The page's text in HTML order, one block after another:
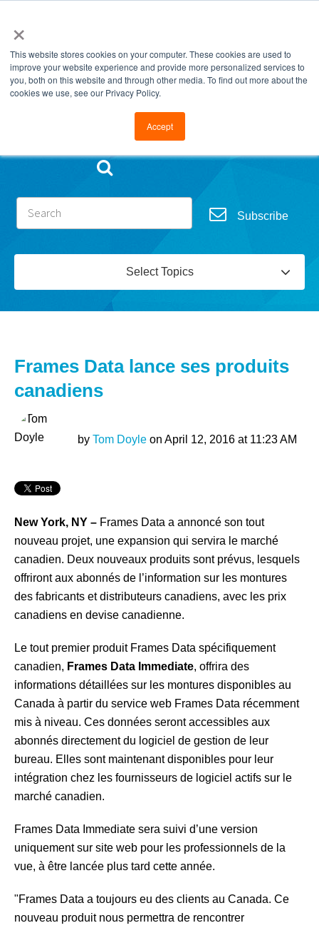
×
This website stores cookies on your computer. These cookies are used to
improve your website experience and provide more personalized services to
you, both on this website and through other media. To find out more about the
cookies we use, see our Privacy Policy.
Accept
Go to FramesData.com
Subscribe
Select Topics
Frames Data lance ses produits
canadiens
by Tom Doyle on April 12, 2016 at 11:23 AM
New York, NY – Frames Data a annoncé son tout
nouveau projet, une expansion qui servira le marché
canadien. Deux nouveaux produits sont prévus, lesquels
offriront aux abonnés de l’information sur les montures
des fabricants et distributeurs canadiens, avec les prix
canadiens en devise canadienne.
Le tout premier produit Frames Data spécifiquement
canadien, Frames Data Immediate, offrira des
informations détaillées sur les montures disponibles au
Canada à partir du service web Frames Data récemment
mis à niveau. Ces données seront accessibles aux
abonnés directement du logiciel de gestion de leur
bureau. Elles sont maintenant disponibles pour leur
intégration chez les fournisseurs de logiciel actifs sur le
marché canadien.
Frames Data Immediate sera suivi d’une version
uniquement sur site web pour les professionnels de la
vue, à être lancée plus tard cette année.
"Frames Data a toujours eu des clients au Canada. Ce
nouveau produit nous permettra de rencontrer